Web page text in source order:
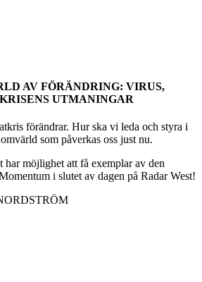
AV FÖRÄNDRING: VIRUS,
UTMANINGAR
förändrar. Hur ska vi leda och styra i
som påverkas oss just nu.
har möjlighet att få exemplar av den
i slutet av dagen på Radar West!